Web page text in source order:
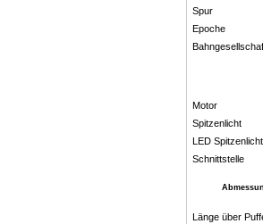
Spur
Epoche
Motor
Spitzenlicht
LED Spitzenlicht
Schnittstelle
Länge über